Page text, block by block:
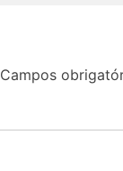
Campos